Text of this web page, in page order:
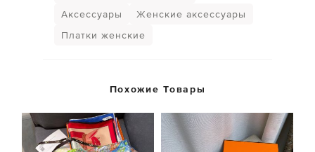
Аксессуары
Женские аксессуары
Платки женские
Похожие Товары